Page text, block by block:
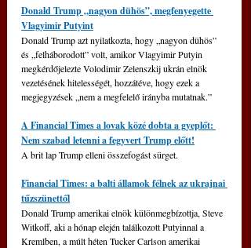
Donald Trump „nagyon dühös”, megfenyegette
Vlagyimir Putyint
Donald Trump azt nyilatkozta, hogy „nagyon dühös”
és „felháborodott” volt, amikor Vlagyimir Putyin
megkérdőjelezte Volodimir Zelenszkij ukrán elnök
vezetésének hitelességét, hozzátéve, hogy ezek a
megjegyzések „nem a megfelelő irányba mutatnak.”
A Financial Times a lovak közé dobta a gyeplőt:
Nem szabad letenni a fegyvert Trump előtt!
A brit lap Trump elleni összefogást sürget.
Financial Times: a balti államok félnek az ukrajnai
tűzszünettől
Donald Trump amerikai elnök különmegbízottja, Steve
Witkoff, aki a hónap elején találkozott Putyinnal a
Kremlben, a múlt héten Tucker Carlson amerikai